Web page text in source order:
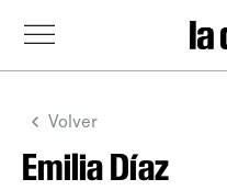
Volver
Emilia Díaz